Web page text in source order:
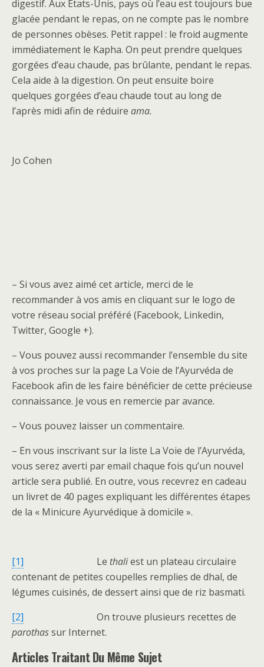
digestif. Aux États-Unis, pays où l’eau est toujours bue
glacée pendant le repas, on ne compte pas le nombre
de personnes obèses. Petit rappel : le froid augmente
immédiatement le Kapha. On peut prendre quelques
gorgées d’eau chaude, pas brûlante, pendant le repas.
Cela aide à la digestion. On peut ensuite boire
quelques gorgées d’eau chaude tout au long de
l’après midi afin de réduire ama.
Jo Cohen
– Si vous avez aimé cet article, merci de le
recommander à vos amis en cliquant sur le logo de
votre réseau social préféré (Facebook, Linkedin,
Twitter, Google +).
– Vous pouvez aussi recommander l’ensemble du site
à vos proches sur la page La Voie de l’Ayurvéda de
Facebook afin de les faire bénéficier de cette précieuse
connaissance. Je vous en remercie par avance.
– Vous pouvez laisser un commentaire.
– En vous inscrivant sur la liste La Voie de l’Ayurvéda,
vous serez averti par email chaque fois qu’un nouvel
article sera publié. En outre, vous recevrez en cadeau
un livret de 40 pages expliquant les différentes étapes
de la « Minicure Ayurvédique à domicile ».
[1] Le thaliest un plateau circulaire
contenant de petites coupelles remplies de dhal, de
légumes cuisinés, de dessert ainsi que de riz basmati.
[2] On trouve plusieurs recettes de
parothassur Internet.
Articles Traitant Du Même Sujet